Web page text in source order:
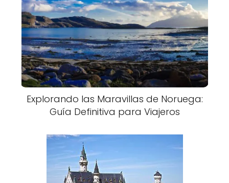
Explorando las Maravillas de Noruega:
Guía Definitiva para Viajeros